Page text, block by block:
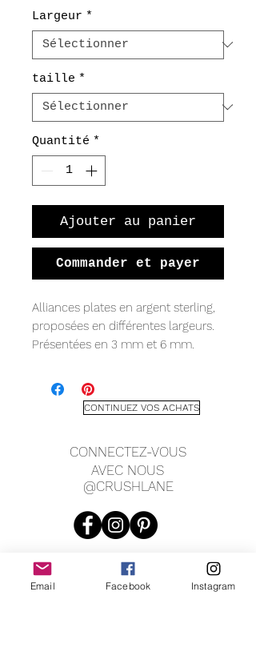
Largeur *
taille *
Quantité *
Ajouter au panier
Commander et payer
Alliances plates en argent sterling,
proposées en différentes largeurs.
Présentées en 3 mm et 6 mm.
tailles non proposées*
CONTINUEZ VOS ACHATS
CONNECTEZ-VOUS
AVEC NOUS
@CRUSHLANE
Email Facebook Instagram